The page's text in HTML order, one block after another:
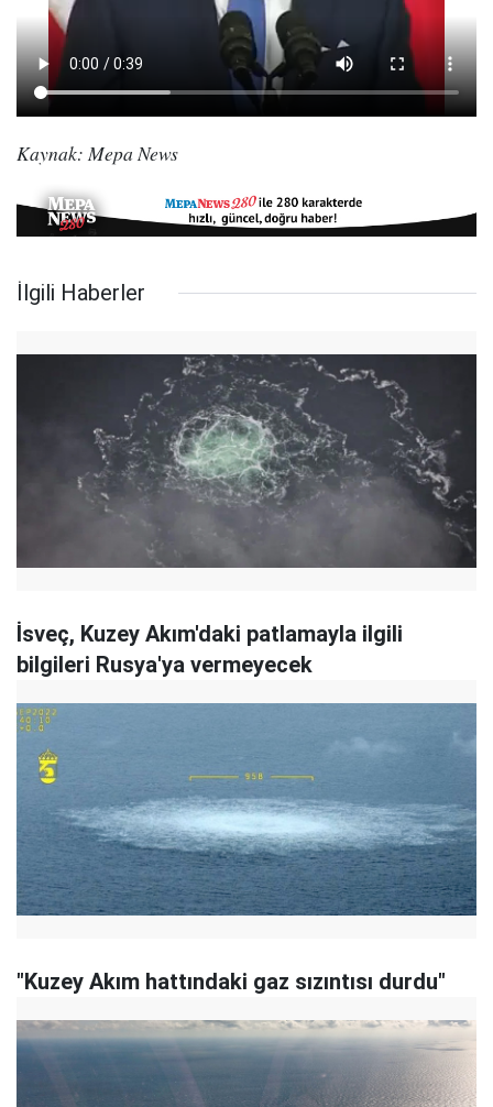
Kaynak: Mepa News
İlgili Haberler
İsveç, Kuzey Akım'daki patlamayla ilgili
bilgileri Rusya'ya vermeyecek
"Kuzey Akım hattındaki gaz sızıntısı durdu"